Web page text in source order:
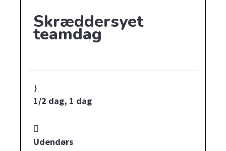
Skræddersyet
teamdag
1/2 dag, 1 dag
Udendørs